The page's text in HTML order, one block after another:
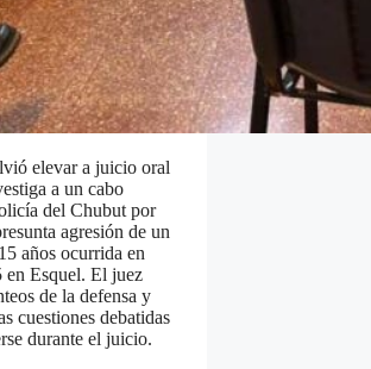
elevar a juicio oral
a un cabo
del Chubut por
agresión de un
años ocurrida en
en Esquel. El juez
de la defensa y
cuestiones debatidas
durante el juicio.